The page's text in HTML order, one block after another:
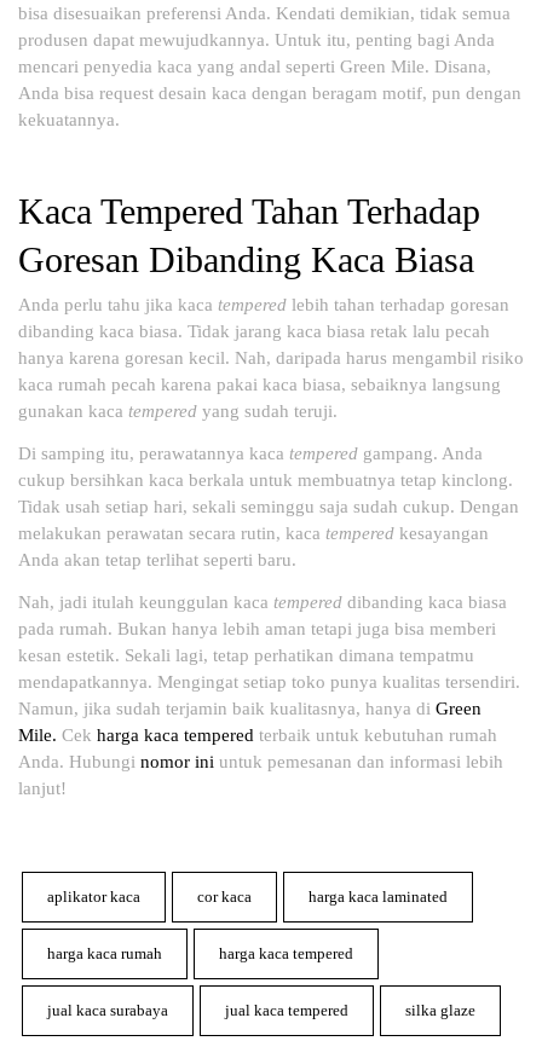
bisa disesuaikan preferensi Anda. Kendati demikian, tidak semua
produsen dapat mewujudkannya. Untuk itu, penting bagi Anda
mencari penyedia kaca yang andal seperti Green Mile. Disana,
Anda bisa request desain kaca dengan beragam motif, pun dengan
kekuatannya.
Kaca Tempered Tahan Terhadap
Goresan Dibanding Kaca Biasa
Anda perlu tahu jika kaca tempered lebih tahan terhadap goresan
dibanding kaca biasa. Tidak jarang kaca biasa retak lalu pecah
hanya karena goresan kecil. Nah, daripada harus mengambil risiko
kaca rumah pecah karena pakai kaca biasa, sebaiknya langsung
gunakan kaca tempered yang sudah teruji.
Di samping itu, perawatannya kaca tempered gampang. Anda
cukup bersihkan kaca berkala untuk membuatnya tetap kinclong.
Tidak usah setiap hari, sekali seminggu saja sudah cukup. Dengan
melakukan perawatan secara rutin, kaca tempered kesayangan
Anda akan tetap terlihat seperti baru.
Nah, jadi itulah keunggulan kaca tempered dibanding kaca biasa
pada rumah. Bukan hanya lebih aman tetapi juga bisa memberi
kesan estetik. Sekali lagi, tetap perhatikan dimana tempatmu
mendapatkannya. Mengingat setiap toko punya kualitas tersendiri.
Namun, jika sudah terjamin baik kualitasnya, hanya di Green
Mile. Cek harga kaca tempered terbaik untuk kebutuhan rumah
Anda. Hubungi nomor ini untuk pemesanan dan informasi lebih
lanjut!
aplikator kaca cor kaca harga kaca laminated
harga kaca rumah harga kaca tempered
jual kaca surabaya jual kaca tempered silka glaze